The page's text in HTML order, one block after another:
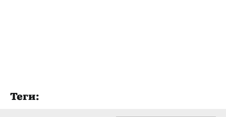
Теги: